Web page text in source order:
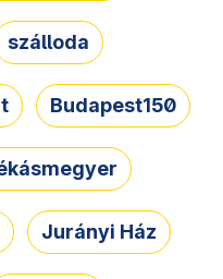
szálloda
Budapest150
Jurányi Ház